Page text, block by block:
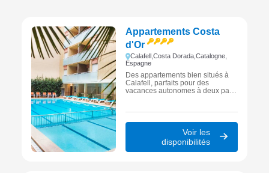
Appartements Costa
d'Or
Calafell,Costa Dorada,Catalogne,
Espagne
Des appartements bien situés à
Calafell, parfaits pour des
vacances autonomes à deux pas
Voir les
disponibilités